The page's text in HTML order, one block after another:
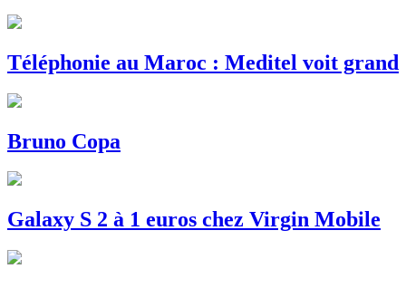
Téléphonie au Maroc : Meditel voit grand
Bruno Copa
Galaxy S 2 à 1 euros chez Virgin Mobile